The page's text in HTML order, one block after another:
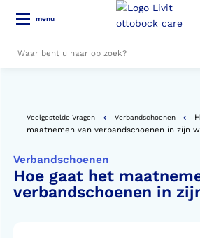
menu
Veelgestelde Vragen Verbandschoenen
maatnemen van verbandschoenen in zijn
Verbandschoenen
Hoe gaat het
verbandschoenen in